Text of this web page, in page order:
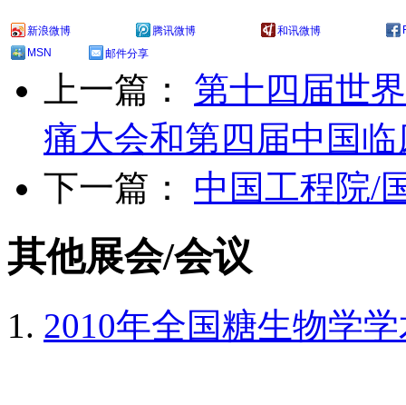
新浪微博 腾讯微博 和讯微博
MSN
邮件分享
上一篇： 第十四届世
痛大会和第四届中国
下一篇： 中国工程院/
其他展会/会议
2010年全国糖生物学